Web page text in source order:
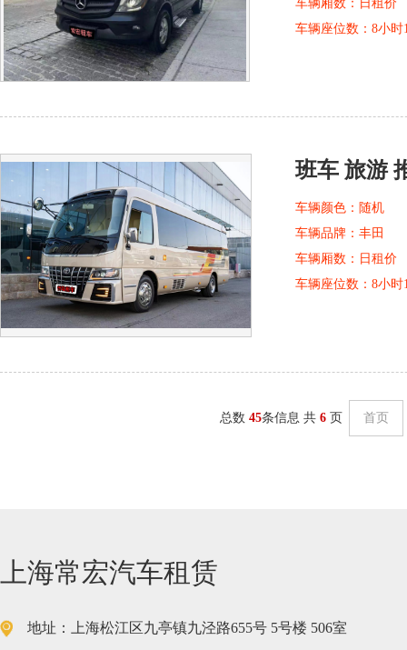
车辆厢数： 日租价
车辆座位数： 8小时
班车 旅游
车辆颜色： 随机
车辆品牌： 丰田
车辆厢数： 日租价
车辆座位数： 8小时
总数 45条信息 共 6页 首页
上海常宏汽车租赁
地址：上海松江区九亭镇九泾路655号 5号楼 506室